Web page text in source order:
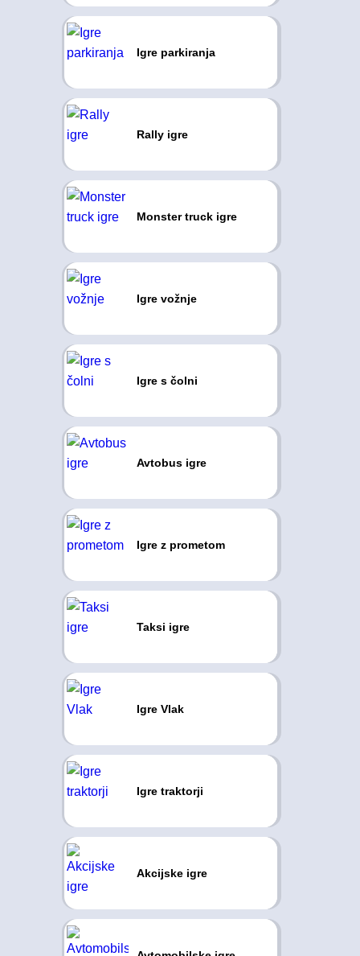
Igre parkiranja
Rally igre
Monster truck igre
Igre vožnje
Igre s čolni
Avtobus igre
Igre z prometom
Taksi igre
Igre Vlak
Igre traktorji
Akcijske igre